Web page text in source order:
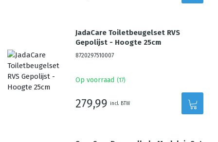
JadaCare Toiletbeugelset RVS
Gepolijst - Hoogte 25cm
8720297510007
Op voorraad (17)
279,99 incl. BTW